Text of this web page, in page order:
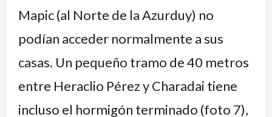
Mapic (al Norte de la Azurduy) no
podían acceder normalmente a sus
casas. Un pequeño tramo de 40 metros
entre Heraclio Pérez y Charadai tiene
incluso el hormigón terminado (foto 7),